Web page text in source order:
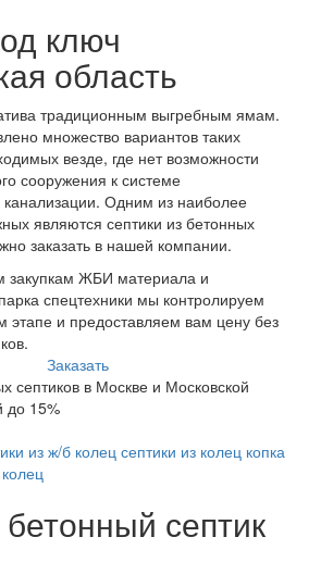
ключ
область
традиционным выгребным ямам.
множество вариантов таких
везде, где нет возможности
сооружения к системе
канализации. Одним из наиболее
являются септики из бетонных
заказать в нашей компании.
закупкам ЖБИ материала и
спецтехники мы контролируем
этапе и предоставляем вам цену без
Заказать
из ж/б колец септики из колец копка
септик